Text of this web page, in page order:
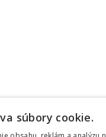
súbory cookie.